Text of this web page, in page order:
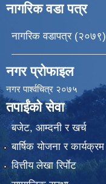
नागरिक वडा पत्र
नागरिक वडापत्र (२०७९)
नगर प्रोफाइल
नगर पार्श्वचित्र २०७५
तपाईंको सेवा
बजेट, आम्दनी र खर्च
बार्षिक योजना र कार्यक्रम
वित्तीय लेखा रिर्पाेट